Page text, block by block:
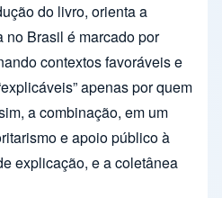
do livro, orienta a
no Brasil é marcado por
contextos favoráveis e
apenas por quem
a combinação, em um
e apoio público à
explicação, e a coletânea